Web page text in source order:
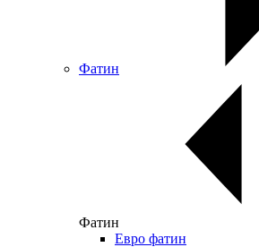
Фатин
Фатин
Евро фатин